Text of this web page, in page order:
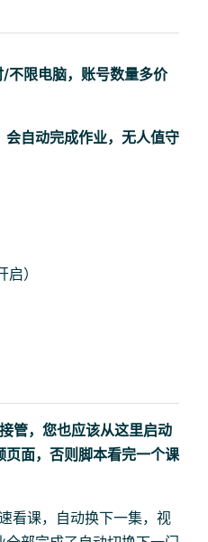
限电脑，账号数量多价
自动完成作业，无人值守
）
管，您也应该从这里启动
面，否则脚本看完一个课
看课，自动换下一集，视